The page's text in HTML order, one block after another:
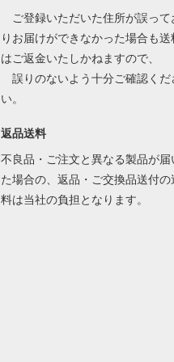
ご登録いただいた住所が誤って
りお届けができなかった場合も送
はご返金いたしかねますので、
誤りのないよう十分ご確認くだ
い。
返品送料
不良品・ご注文と異なる製品が届
た場合の、返品・ご交換品送付の
料は当社の負担となります。